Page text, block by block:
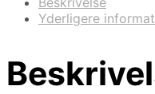
Yderligere